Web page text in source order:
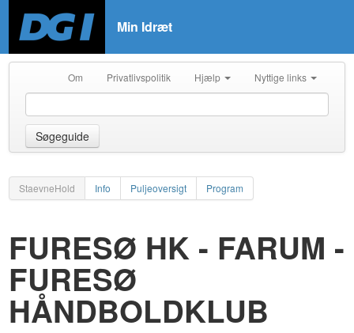
Min Idræt
Om Privatlivspolitik Hjælp Nyttige links
Søgeguide
StaevneHold Info Puljeoversigt Program
FURESØ HK - FARUM -
FURESØ
HÅNDBOLDKLUB